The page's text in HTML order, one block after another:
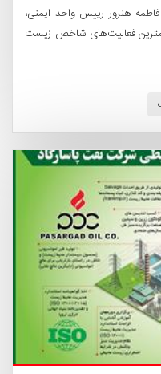
هنرور رییس واحد ایمنی،
فعالیت‌های شاخص زیست